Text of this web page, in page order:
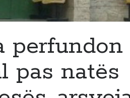
perfundon
pas natës